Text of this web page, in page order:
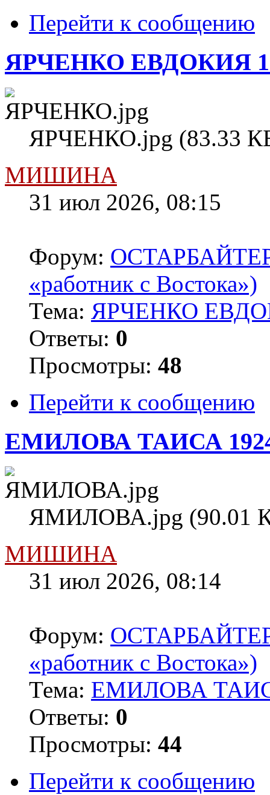
Перейти к сообщению
ЯРЧЕНКО ЕВДОКИЯ
ЯРЧЕНКО.jpg (83.33
МИШИНА
31 июл 2026, 08:15
Форум:
«работник с Востока»)
Тема: ЯРЧЕНКО
Ответы: 0
Просмотры: 48
Перейти к сообщению
ЕМИЛОВА ТАИСА
ЯМИЛОВА.jpg (90.01
МИШИНА
31 июл 2026, 08:14
Форум:
«работник с Востока»)
Тема: ЕМИЛОВА
Ответы: 0
Просмотры: 44
Перейти к сообщению